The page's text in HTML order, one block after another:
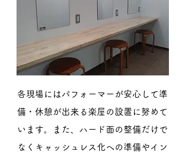
各現場にはパフォーマーが安心して準
備・休憩が出来る楽屋の設置に努めて
います。また、ハード面の整備だけで
なく ​キャッシュレス化への準備やイン